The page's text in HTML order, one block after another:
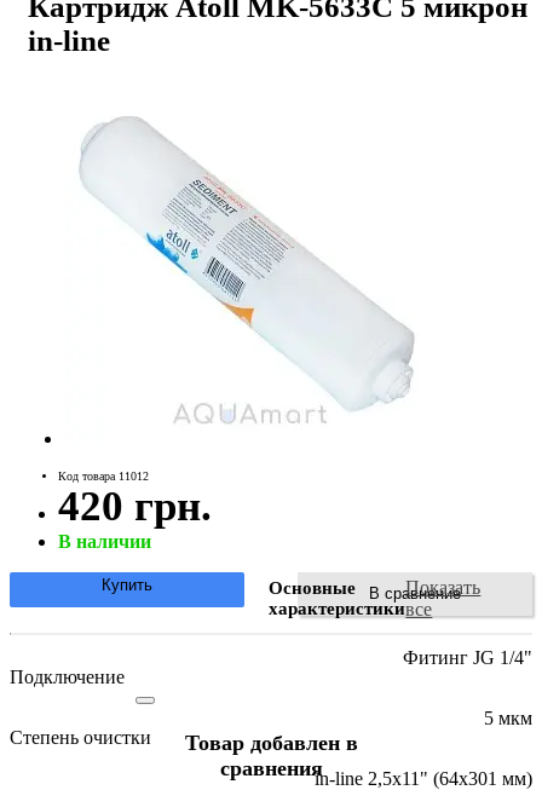
in-line
Код товара 11012
420 грн.
В наличии
В сравнение
Купить
Основные
характеристики
Показать
все
Подключение
Фитинг JG 1/4"
Степень очистки
5 мкм
in-line 2,5х11" (64х301 мм)
Товар добавлен в
сравнения